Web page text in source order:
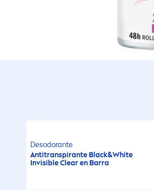
Desodorante
Antitranspirante Black&White
Invisible Clear en Barra